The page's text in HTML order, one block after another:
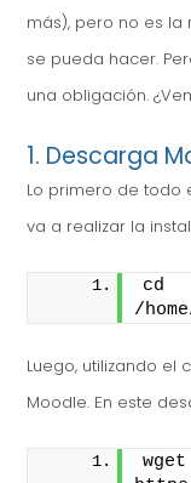
más), pero no es
se pueda hacer.
una obligación.
1. Descarga
Lo primero de todo
va a realizar la
cd
/
Luego, utilizando
Moodle. En este
wget